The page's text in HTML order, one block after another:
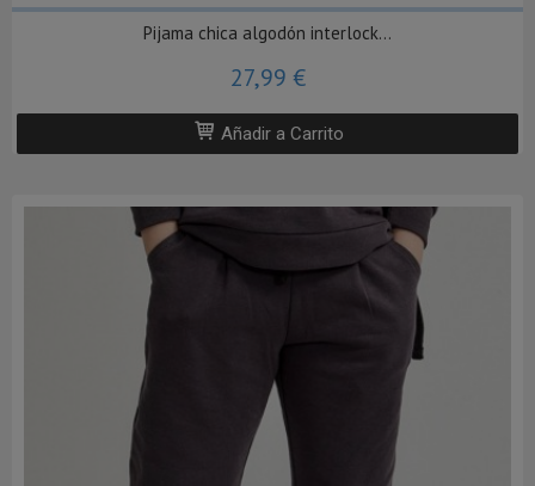
Pijama chica algodón interlock...
27,99 €
Añadir a Carrito